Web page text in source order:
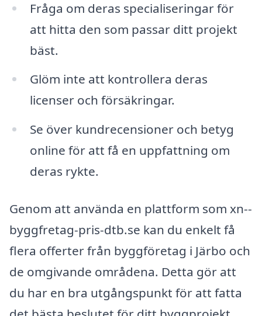
Fråga om deras specialiseringar för
att hitta den som passar ditt projekt
bäst.
Glöm inte att kontrollera deras
licenser och försäkringar.
Se över kundrecensioner och betyg
online för att få en uppfattning om
deras rykte.
Genom att använda en plattform som xn--
byggfretag-pris-dtb.se kan du enkelt få
flera offerter från byggföretag i Järbo och
de omgivande områdena. Detta gör att
du har en bra utgångspunkt för att fatta